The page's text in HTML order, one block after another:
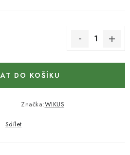
KOVUDO KOŠÍKU
Značka:WIKUS
Sdílet